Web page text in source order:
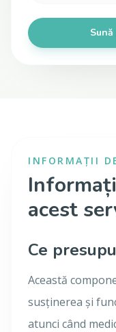
INFORMAȚII
acest
Ce
Această
susținerea și
atunci când